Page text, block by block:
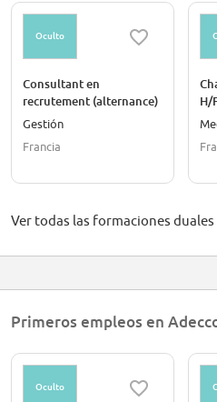
Oculto
Consultant en
recrutement (alternance)
Gestión
Francia
H/
Ver todas las formaciones duales
Primeros empleos en
Oculto